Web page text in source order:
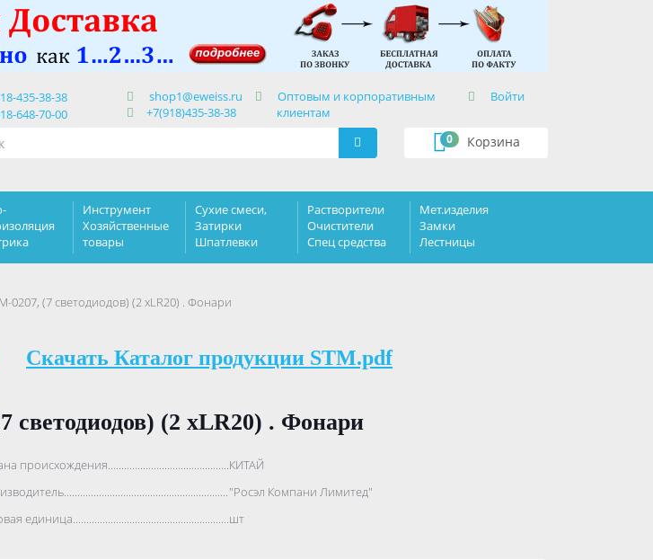
435-38-38
648-70-00
shop1@eweiss.ru
+7(918)435-38-38
Оптовым и корпоративным
клиентам
Войти
Корзина
0
Инструмент
Хозяйственные
товары
Сухие смеси,
Затирки
Шпатлевки
Растворители
Очистители
Спец средства
Мет.изделия
Замки
Лестницы
(7 светодиодов) (2 хLR20) . Фонари
Скачать Каталог продукции STM.pdf
(2 хLR20) . Фонари
происхождения..................................................................................
КИТАЙ
"Росэл Компани Лимитед"
единица..................................................................................
шт